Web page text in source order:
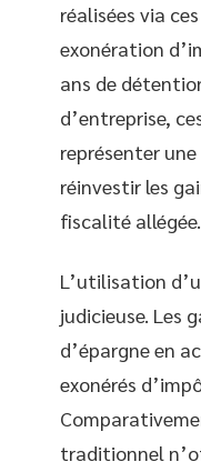
réalisées via
exonération
ans de
d’entreprise,
représenter
réinvestir les
fiscalité allégée.
L’utilisation
judicieuse. Les
d’épargne en
exonérés
traditionnel